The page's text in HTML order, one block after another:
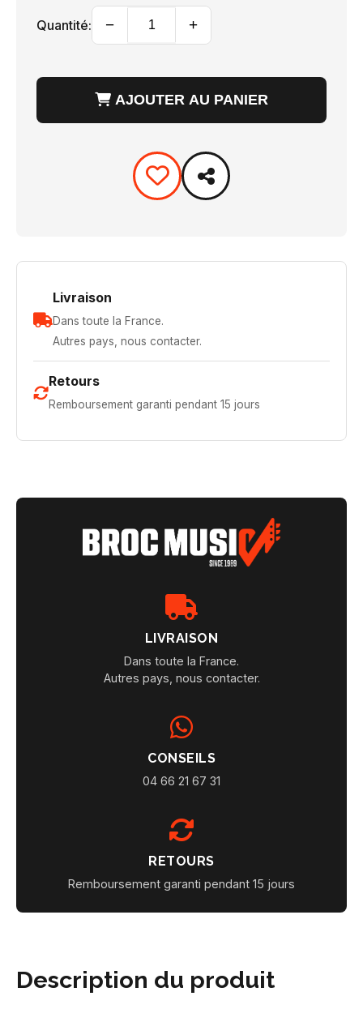
Quantité: − +
AJOUTER AU PANIER
Livraison
Dans toute la France.
Autres pays, nous contacter.
Retours
Remboursement garanti pendant 15 jours
LIVRAISON
Dans toute la France.
Autres pays, nous contacter.
CONSEILS
04 66 21 67 31
RETOURS
Remboursement garanti pendant 15 jours
Description du produit